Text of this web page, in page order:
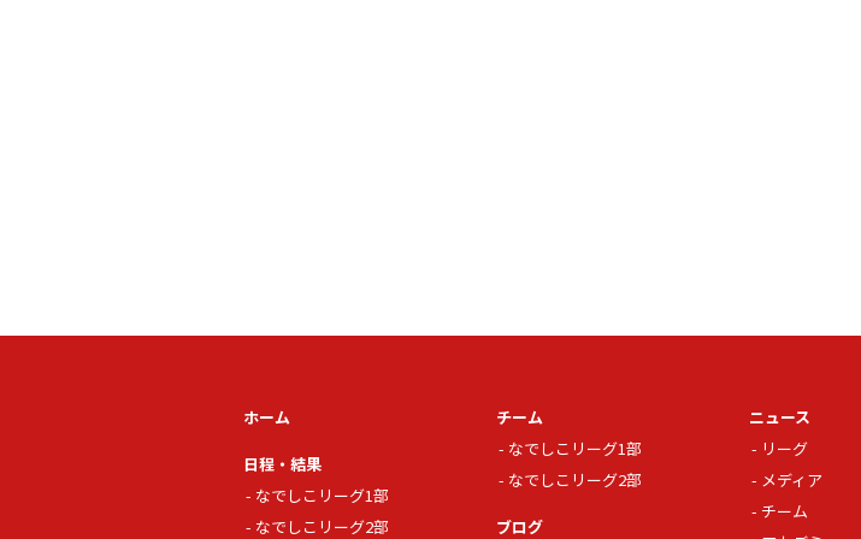
ホーム
日程・結果
なでしこリーグ1部
なでしこリーグ2部
チーム
なでしこリーグ1部
なでしこリーグ2部
ブログ
ニュース
リーグ
メディア
チーム